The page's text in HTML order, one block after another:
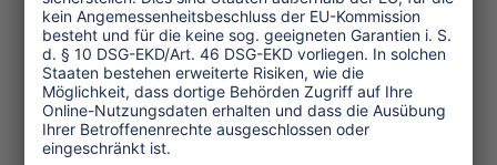
Franz Xaver Wagner
(2.472 Anschläge / 42 Zeilen, Oktober
2000)